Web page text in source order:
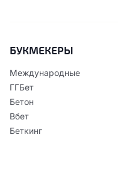
БУКМЕКЕРЫ
Международные
ГГБет
Бетон
Вбет
Беткинг